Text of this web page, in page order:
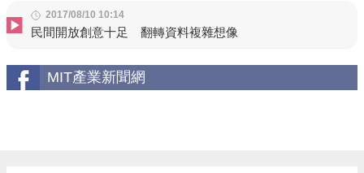
2017/08/10 10:14
民間開放創意十足 翻轉資料複雜想像
MIT產業新聞網